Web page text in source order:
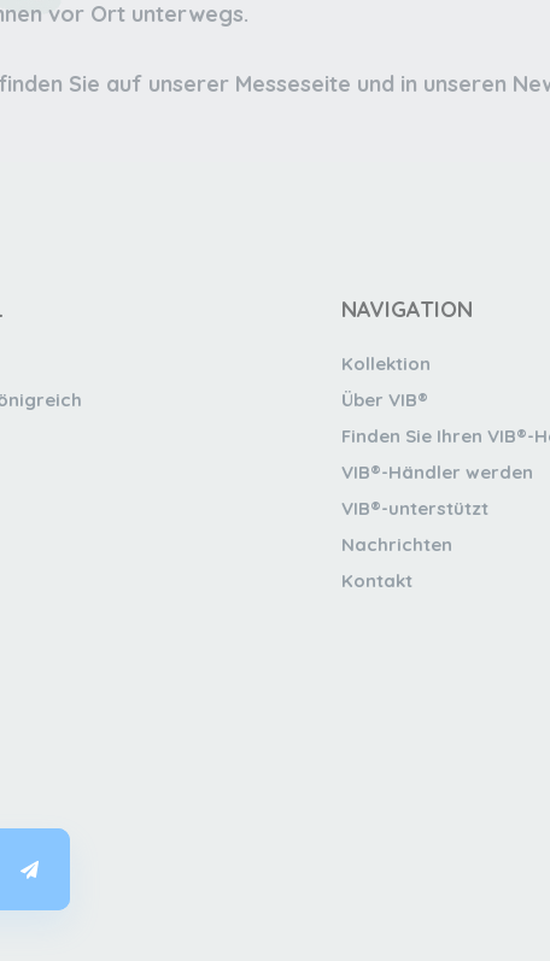
vor Ort unterwegs.
Sie auf unserer Messeseite und in unseren
NAVIGATION
Kollektion
Über VIB®
Finden Sie Ihren VIB®-
VIB®-Händler werden
VIB®-unterstützt
Nachrichten
Kontakt